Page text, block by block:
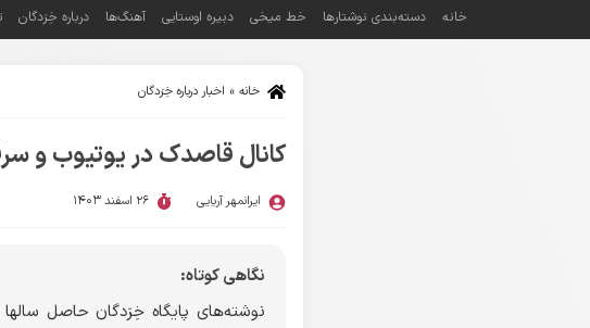
خانه » اخبار درباره خِرَدگان
کانال قاصدک در یوتیوب و
ایرانمهر آریایی 26 اسفند 1403
نگاهی کوتاه:
نوشته‌های پایگاه خِرَدگان حاصل
خانه دسته‌بندی نوشتارها خط میخی دبیره اوستایی آهنگ‌ها درباره خِرَدگان